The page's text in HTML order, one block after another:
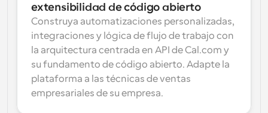
extensibilidad de código abierto
Construya automatizaciones personalizadas,
integraciones y lógica de flujo de trabajo con
la arquitectura centrada en API de Cal.com y
su fundamento de código abierto. Adapte la
plataforma a las técnicas de ventas
empresariales de su empresa.